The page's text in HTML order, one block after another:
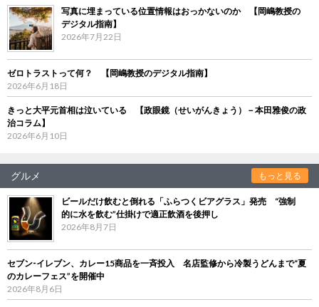
写真に埋まっている位置情報はおっかないのか 【岡嶋教授の
デジタル指南】
2026年7月22日
ゼロトラストって何？ 【岡嶋教授のデジタル指南】
2026年6月18日
きっと大平元首相は泣いている 【政眼鏡（せいがんきょう）－本田雅俊の政
治コラム】
2026年6月10日
グルメ もっと見る
ビールだけ飲むと倒れる「ふらつくビアグラス」発売 “強制
的に水を飲む”仕掛けで適正飲酒を後押し
2026年8月7日
セブン‐イレブン、カレー15商品を一斉投入 名店監修から冷製うどんまで“夏
のカレーフェス”を開催中
2026年8月6日